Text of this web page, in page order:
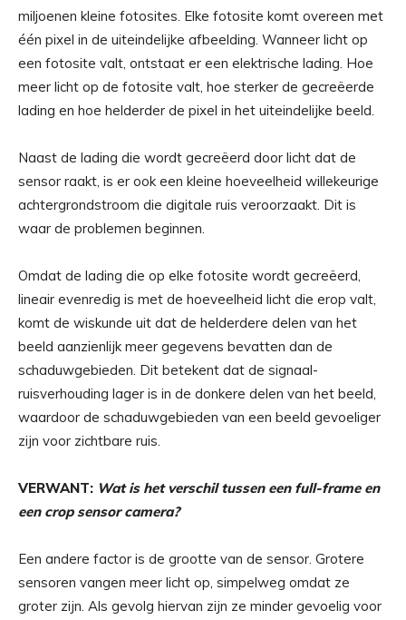
miljoenen kleine fotosites. Elke fotosite komt overeen met
één pixel in de uiteindelijke afbeelding. Wanneer licht op
een fotosite valt, ontstaat er een elektrische lading. Hoe
meer licht op de fotosite valt, hoe sterker de gecreëerde
lading en hoe helderder de pixel in het uiteindelijke beeld.
Naast de lading die wordt gecreëerd door licht dat de
sensor raakt, is er ook een kleine hoeveelheid willekeurige
achtergrondstroom die digitale ruis veroorzaakt. Dit is
waar de problemen beginnen.
Omdat de lading die op elke fotosite wordt gecreëerd,
lineair evenredig is met de hoeveelheid licht die erop valt,
komt de wiskunde uit dat de helderdere delen van het
beeld aanzienlijk meer gegevens bevatten dan de
schaduwgebieden. Dit betekent dat de signaal-
ruisverhouding lager is in de donkere delen van het beeld,
waardoor de schaduwgebieden van een beeld gevoeliger
zijn voor zichtbare ruis.
VERWANT: Wat is het verschil tussen een full-frame en
een crop sensor camera?
Een andere factor is de grootte van de sensor. Grotere
sensoren vangen meer licht op, simpelweg omdat ze
groter zijn. Als gevolg hiervan zijn ze minder gevoelig voor